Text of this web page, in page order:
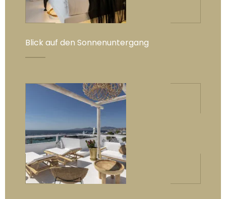
Blick auf den Sonnenuntergang